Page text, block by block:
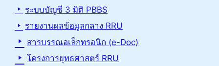
ระบบบัญชี 3 มิติ PBBS
รายงานผลข้อมูลกลาง RRU
สารบรรณอเล็กทรอนิก (e-Doc)
โครงการยุทธศาสตร์ RRU